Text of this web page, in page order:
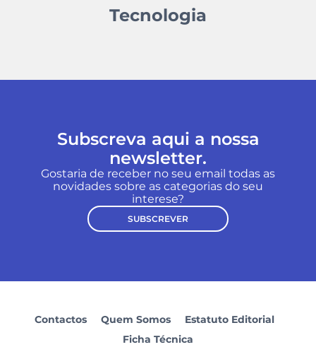
Tecnologia
Subscreva aqui a nossa
newsletter.
Gostaria de receber no seu email todas as
novidades sobre as categorias do seu
interese?
SUBSCREVER
Contactos Quem Somos
Estatuto Editorial
Ficha Técnica